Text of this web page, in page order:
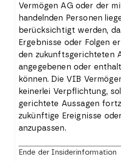
Vermögen AG oder der
handelnden Personen
berücksichtigt werden,
Ergebnisse oder Folgen
den zukunftsgerichteten
angegebenen oder
können. Die VIB
keinerlei Verpflichtung,
gerichtete Aussagen
zukünftige Ereignisse
anzupassen.
Ende der Insiderinformation